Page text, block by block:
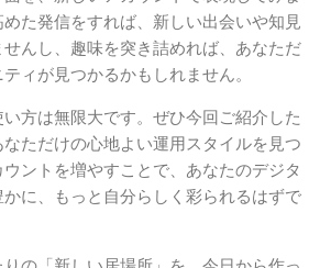
た発信をすれば、新しい出会いや知見
んし、趣味を突き詰めれば、あなただ
ィが見つかるかもしれません。
方は無限大です。ぜひ今回ご紹介した
ただけの心地よい運用スタイルを見つ
ントを増やすことで、あなたのデジタ
に、もっと自分らしく彩られるはずで